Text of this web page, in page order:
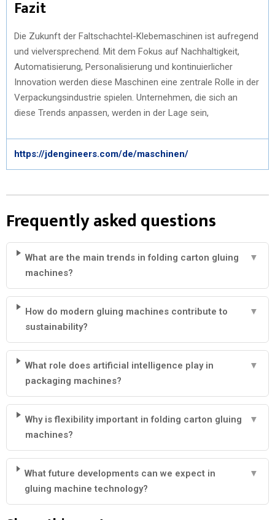
Fazit
Die Zukunft der Faltschachtel-Klebemaschinen ist aufregend
und vielversprechend. Mit dem Fokus auf Nachhaltigkeit,
Automatisierung, Personalisierung und kontinuierlicher
Innovation werden diese Maschinen eine zentrale Rolle in der
Verpackungsindustrie spielen. Unternehmen, die sich an
diese Trends anpassen, werden in der Lage sein,
https://jdengineers.com/de/maschinen/
Frequently asked questions
What are the main trends in folding carton gluing
machines?
▼
How do modern gluing machines contribute to
sustainability?
▼
What role does artificial intelligence play in
packaging machines?
▼
Why is flexibility important in folding carton gluing
machines?
▼
What future developments can we expect in
gluing machine technology?
▼